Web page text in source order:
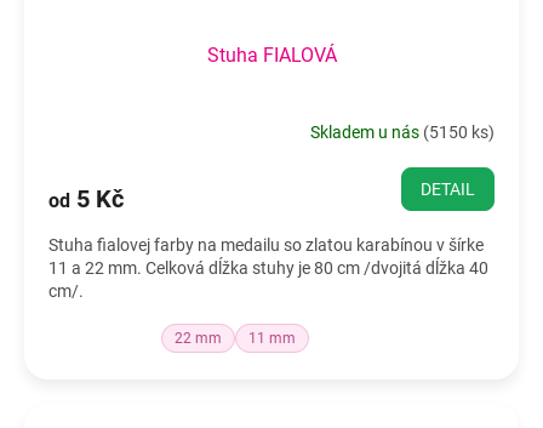
Stuha FIALOVÁ
Skladem u nás (5150 ks)
od 5 Kč DETAIL
Stuha fialovej farby na medailu so zlatou karabínou v šírke
11 a 22 mm. Celková dĺžka stuhy je 80 cm /dvojitá dĺžka 40
cm/.
22 mm 11 mm